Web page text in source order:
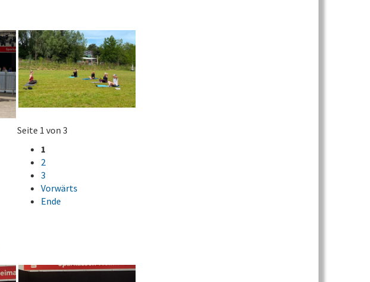
Seite 1 von 3
1
2
3
Vorwärts
Ende